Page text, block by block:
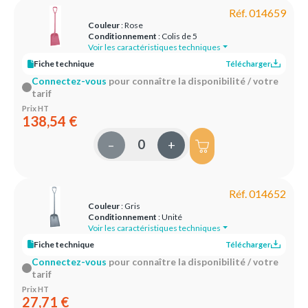
Réf. 014659
Couleur: Rose
Conditionnement : Colis de 5
Voir les caractéristiques techniques
Fiche technique
Télécharger
Connectez-vous pour connaître la disponibilité / votre
tarif
Prix HT
138,54 €
– +
Réf. 014652
Couleur: Gris
Conditionnement : Unité
Voir les caractéristiques techniques
Fiche technique
Télécharger
Connectez-vous pour connaître la disponibilité / votre
tarif
Prix HT
27,71 €